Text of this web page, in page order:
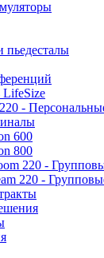
LifeSize
-
600
800
220 -
220 -